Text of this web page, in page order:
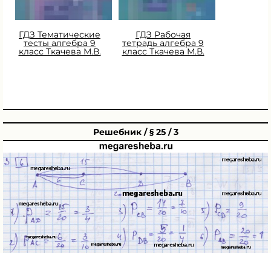
ГДЗ Тематические
тесты алгебра 9
класс Ткачева М.В.
ГДЗ Рабочая
тетрадь алгебра 9
класс Ткачева М.В.
Решебник / § 25 / 3